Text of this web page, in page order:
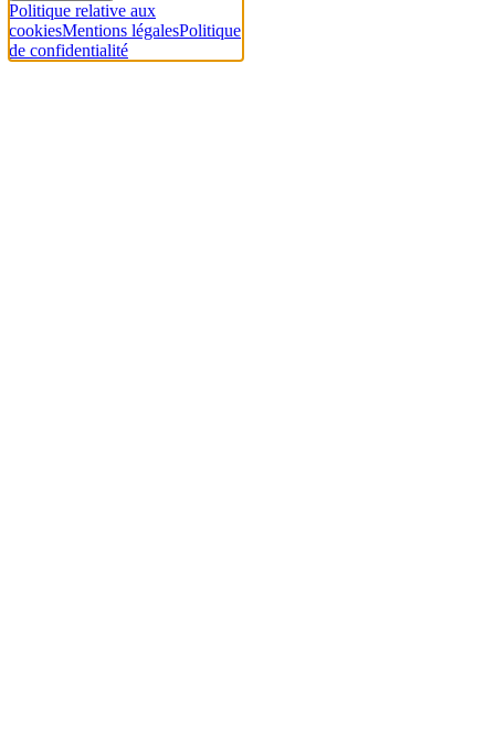
Politique relative aux
cookiesMentions légalesPolitique
de confidentialité